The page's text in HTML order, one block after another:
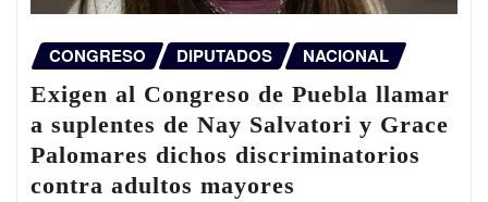
CONGRESO DIPUTADOS NACIONAL
Exigen al Congreso de Puebla llamar
a suplentes de Nay Salvatori y Grace
Palomares dichos discriminatorios
contra adultos mayores